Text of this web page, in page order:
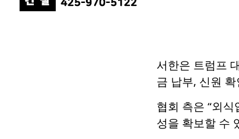
서한은 트럼프
금 납부, 신원
협회 측은 “외
성을 확보할 수